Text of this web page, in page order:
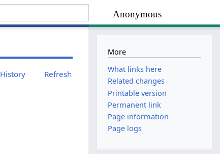
Anonymous
History Refresh
More
What links here
Related changes
Printable version
Permanent link
Page information
Page logs